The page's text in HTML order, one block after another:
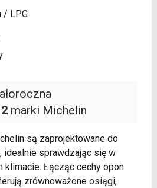
marki Michelin
są zaprojektowane do
idealnie sprawdzając się w
klimacie. Łącząc cechy opon
zrównoważone osiągi,
/ LPG